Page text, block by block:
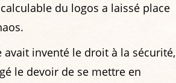
du logos a laissé place
avait inventé le droit à la sécurité,
le devoir de se mettre en